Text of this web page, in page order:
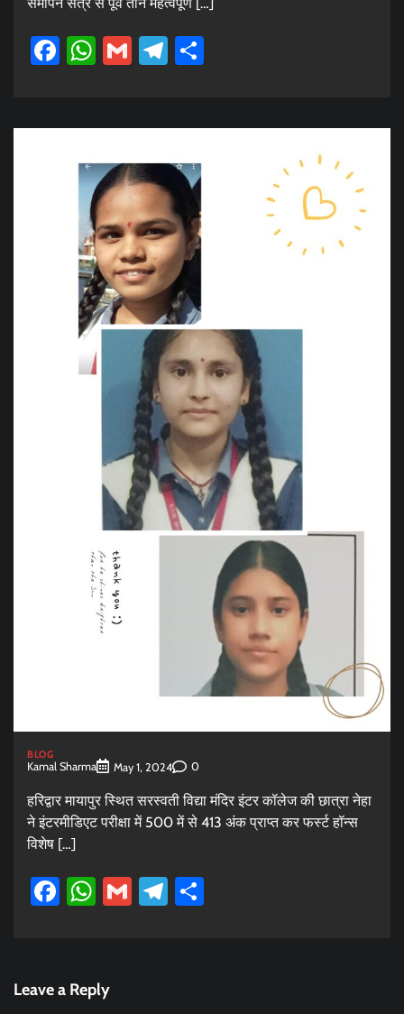
Facebook
WhatsApp
GmailTelegram
BLOG
Kamal Sharma May 1, 2024 0
हरिद्वार मायापुर स्थित सरस्वती विद्या मंदिर इंटर कॉलेज की छात्रा नेहा
ने इंटरमीडिएट परीक्षा में 500 में से 413 अंक प्राप्त कर फर्स्ट हॉन्स
विशेष […]
Facebook
WhatsApp
GmailTelegram
Leave a Reply